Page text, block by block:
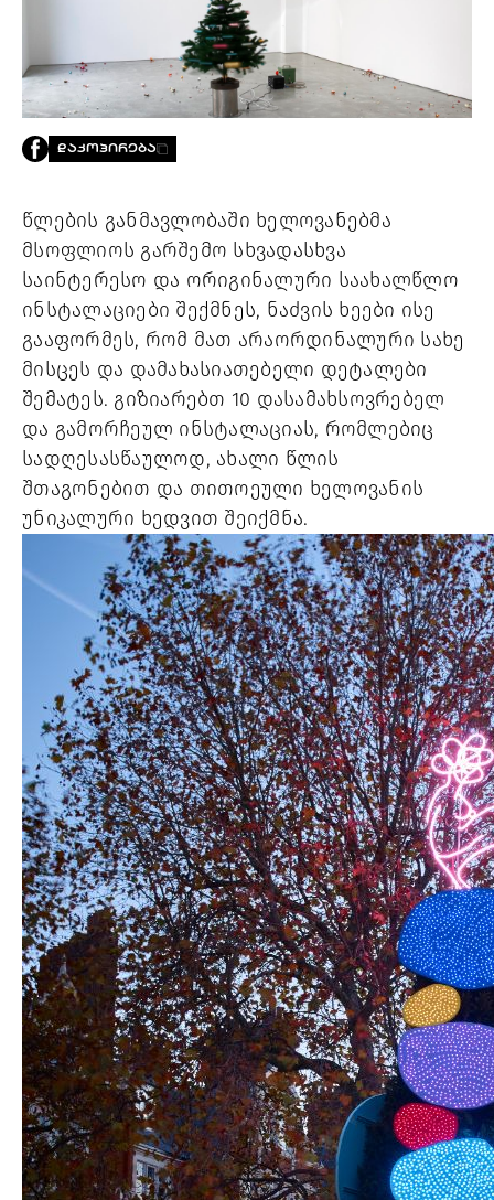
LIBRARY
SHOP
ᲒᲐᲛᲝᲒᲕᲧᲔᲕᲘ
INFO@HAMMOCKMAGAZINE.GE
ᲩᲕᲔᲜ
ᲨᲔᲡᲐᲮᲔᲑ
STUDIO
ᲓᲐᲙᲝᲞᲘᲠᲔᲑᲐ
წლების განმავლობაში ხელოვანებმა
მსოფლიოს გარშემო სხვადასხვა
საინტერესო და ორიგინალური საახალწლო
ინსტალაციები შექმნეს, ნაძვის ხეები ისე
გააფორმეს, რომ მათ არაორდინალური სახე
მისცეს და დამახასიათებელი დეტალები
შემატეს. გიზიარებთ 10 დასამახსოვრებელ
და გამორჩეულ ინსტალაციას, რომლებიც
სადღესასწაულოდ, ახალი წლის
შთაგონებით და თითოეული ხელოვანის
უნიკალური ხედვით შეიქმნა.